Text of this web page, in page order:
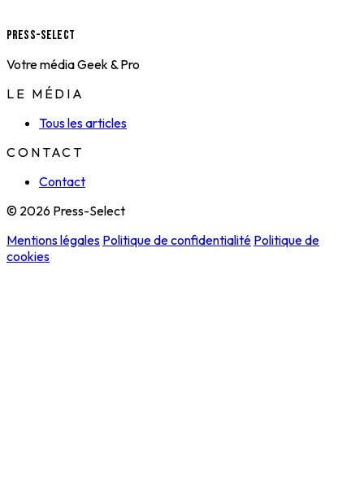
Press-Select
Votre média Geek & Pro
LE MÉDIA
Tous les articles
CONTACT
Contact
© 2026 Press-Select
Mentions légales Politique de confidentialité Politique de
cookies